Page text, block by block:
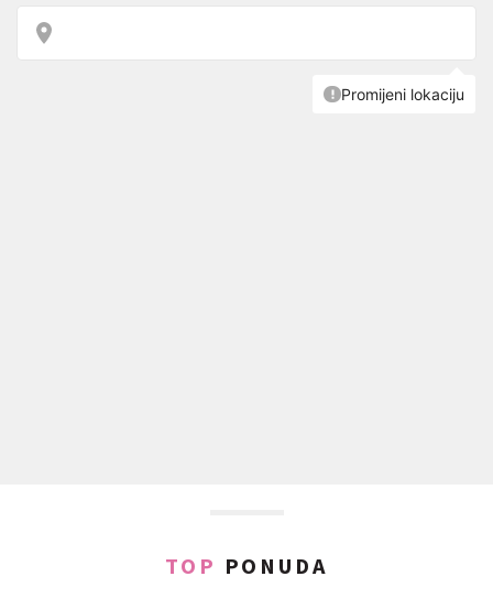
TOP PONUDA